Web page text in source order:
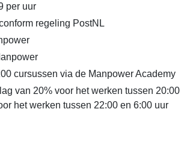
per uur
regeling PostNL
cursussen via de Manpower Academy
van 20% voor het werken tussen 20:00
het werken tussen 22:00 en 6:00 uur